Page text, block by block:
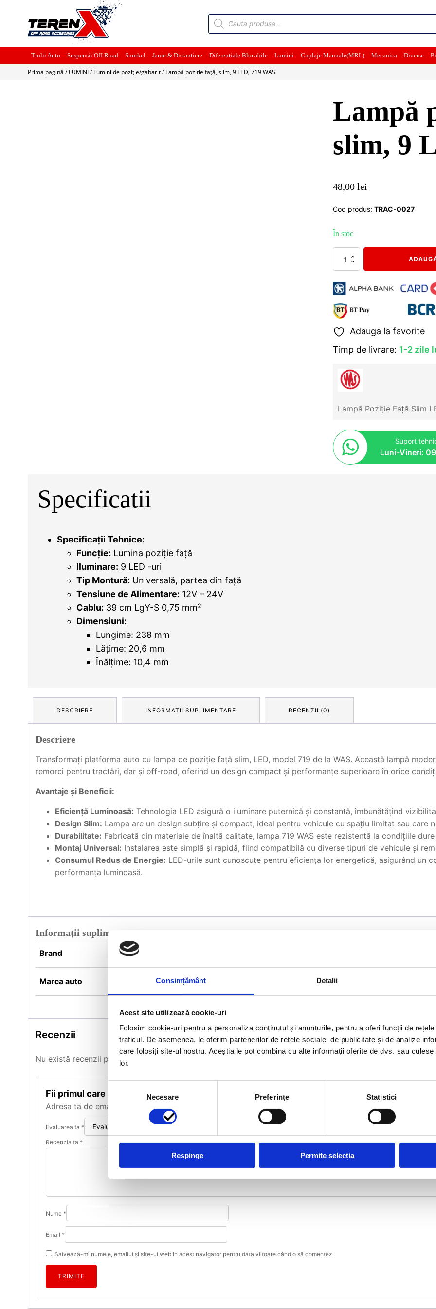
Consimțământ Detalii
Acest site utilizează cookie-uri
Folosim cookie-uri pentru a personaliza conținutul și anunțurile, pentru a oferi funcții de
traficul. De asemenea, le oferim partenerilor de rețele sociale, de publicitate și de analize
care folosiți site-ul nostru. Aceștia le pot combina cu alte informații oferite de dvs. sau
lor.
consimțământului
Necesare Preferinţe Statistici
Respinge Permite selecția
Products
search
Trolii Auto Suspensii Off-Road Snorkel Jante & Distantiere Diferentiale Blocabile Lumini Cuplaje Manuale(MRL) Mecanica Diverse
Prima pagină /LUMINI/Lumini de poziție/gabarit/ Lampă poziție față, slim, 9 LED, 719 WAS
Lampă
slim, 9
48,00lei
Cod produs:TRAC-0027
În stoc
Cantitate
față,
slim,
9
LED,
719
WAS
Adauga la favorite
Timp de livrare: 1-2 zile
Lampă Poziție Față Slim
Suport
Luni-Vineri:
Specificatii
Specificații Tehnice:
Funcție: Lumina poziție față
Iluminare: 9 LED -uri
Tip Montură: Universală, partea din față
Tensiune de Alimentare: 12V – 24V
Cablu: 39 cm LgY-S 0,75 mm²
Dimensiuni:
Lungime: 238 mm
Lățime: 20,6 mm
Înălțime: 10,4 mm
DESCRIERE INFORMAȚII SUPLIMENTARE RECENZII (0)
Descriere
Transformați platforma auto cu lampa de poziție față slim, LED, model 719 de la WAS. Această lampă
remorci pentru tractări, dar și off-road, oferind un design compact și performanțe superioare în orice
Avantaje și Beneficii:
Eficiență Luminoasă: Tehnologia LED asigură o iluminare puternică și constantă, îmbunătățind
Design Slim: Lampa are un design subțire și compact, ideal pentru vehicule cu spațiu limitat sau care
Durabilitate: Fabricată din materiale de înaltă calitate, lampa 719 WAS este rezistentă la condițiile
Montaj Universal: Instalarea este simplă și rapidă, fiind compatibilă cu diverse tipuri de vehicule și
Consumul Redus de Energie: LED-urile sunt cunoscute pentru eficiența lor energetică, asigurând un
performanța luminoasă.
Informații suplimentare
Brand WAS
Marca auto
Recenzii
Nu există recenzii până acum.
Fii primul care scrii o recenzie pentru „Lampă poziție față, slim, 9 LED, 719 WAS”
Adresa ta de email nu va fi publicată. Câmpurile obligatorii sunt marcate cu
Evaluarea ta *
Recenzia ta *
Nume *
Email *
Salvează-mi numele, emailul și site-ul web în acest navigator pentru data viitoare când o să comentez.